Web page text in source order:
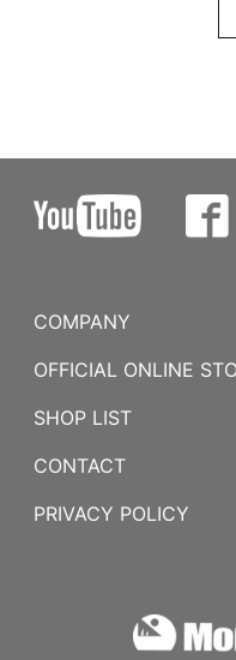
COMPANY
OFFICIAL ONLINE
SHOP LIST
CONTACT
PRIVACY POLICY